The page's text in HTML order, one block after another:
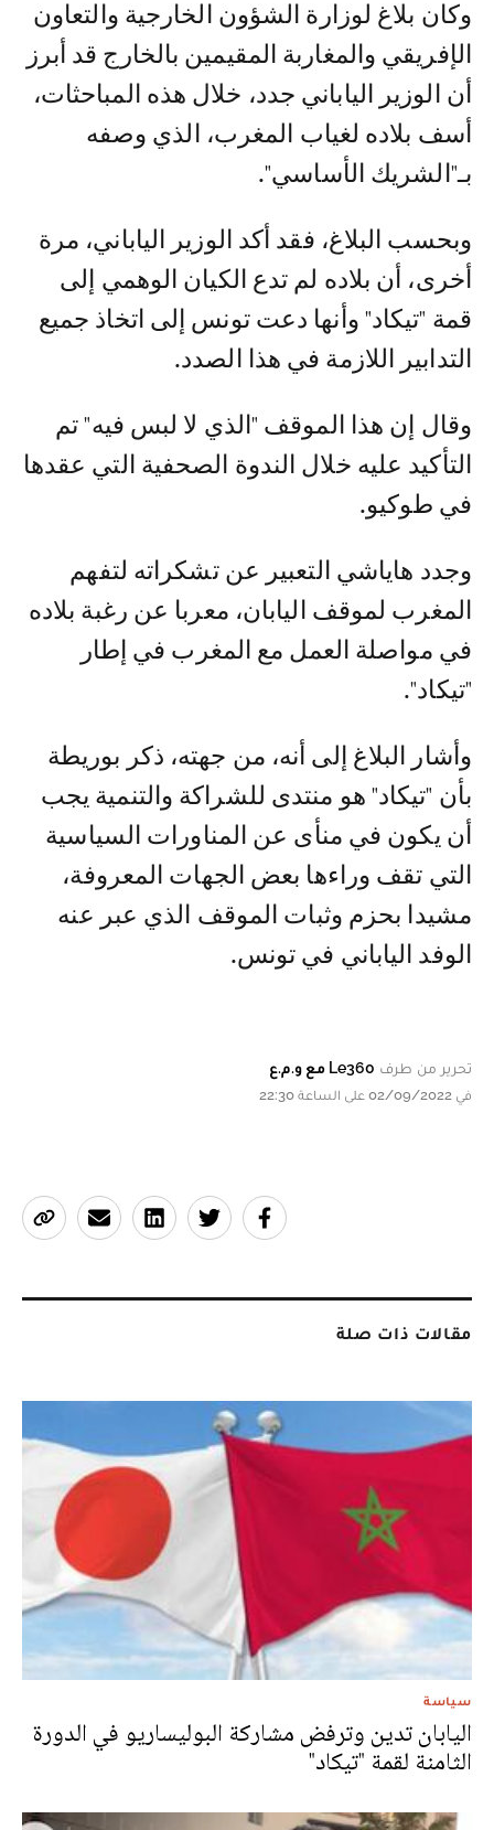
وكان بلاغ لوزارة الشؤون الخارجية والتعاون
الإفريقي والمغاربة المقيمين بالخارج قد أبرز
أن الوزير الياباني جدد، خلال هذه المباحثات،
أسف بلاده لغياب المغرب، الذي وصفه
بـ"الشريك الأساسي".
وبحسب البلاغ، فقد أكد الوزير الياباني، مرة
أخرى، أن بلاده لم تدع الكيان الوهمي إلى
قمة "تيكاد" وأنها دعت تونس إلى اتخاذ جميع
التدابير اللازمة في هذا الصدد.
وقال إن هذا الموقف "الذي لا لبس فيه" تم
التأكيد عليه خلال الندوة الصحفية التي عقدها
في طوكيو.
وجدد هاياشي التعبير عن تشكراته لتفهم
المغرب لموقف اليابان، معربا عن رغبة بلاده
في مواصلة العمل مع المغرب في إطار
"تيكاد".
وأشار البلاغ إلى أنه، من جهته، ذكر بوريطة
بأن "تيكاد" هو منتدى للشراكة والتنمية يجب
أن يكون في منأى عن المناورات السياسية
التي تقف وراءها بعض الجهات المعروفة،
مشيدا بحزم وثبات الموقف الذي عبر عنه
الوفد الياباني في تونس.
تحرير من طرف Le360 مع و.م.ع
في 02/09/2022 على الساعة 22:30
مقالات ذات صلة
سياسة
اليابان تدين وترفض مشاركة البوليساريو في الدورة
الثامنة لقمة "تيكاد"